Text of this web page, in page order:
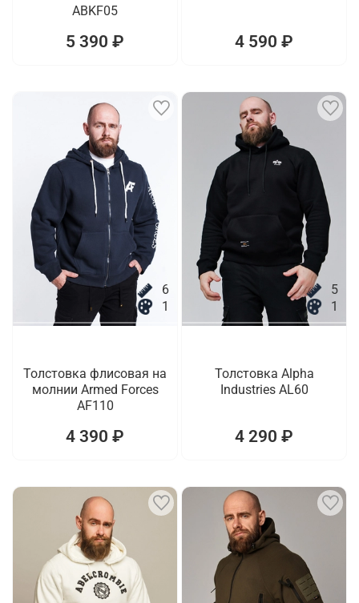
ABKF05
5 390 ₽ 4 590 ₽
6
1
Толстовка флисовая на
молнии Armed Forces
AF110
4 390 ₽
5
1
Толстовка Alpha
Industries AL60
4 290 ₽